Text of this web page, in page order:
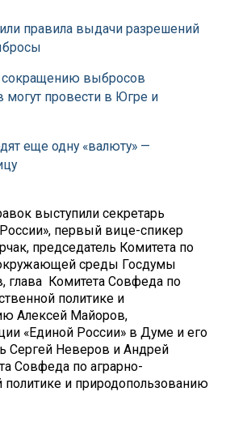
правила выдачи разрешений
сокращению выбросов
могут провести в Югре и
еще одну «валюту» —
выступили секретарь
первый вице-спикер
председатель Комитета по
среды Госдумы
глава Комитета Совфеда по
политике и
Алексей Майоров,
«Единой России» в Думе и его
Сергей Неверов и Андрей
Совфеда по аграрно-
политике и природопользованию